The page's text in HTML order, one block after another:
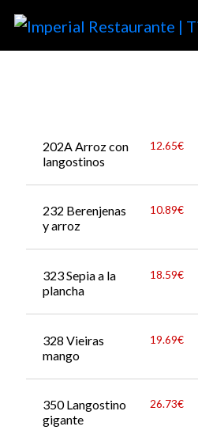
202A Arroz con
langostinos
12.65€
232 Berenjenas
y arroz
10.89€
323 Sepia a la
plancha
18.59€
328 Vieiras
mango
19.69€
350 Langostino
gigante
26.73€